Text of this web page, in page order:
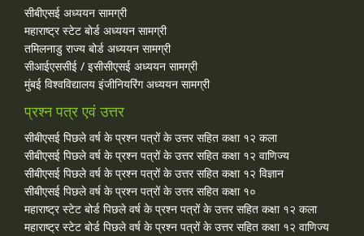
सीबीएसई अध्ययन सामग्री
महाराष्ट्र स्टेट बोर्ड अध्ययन सामग्री
तमिलनाडु राज्य बोर्ड अध्ययन सामग्री
सीआईएससीई / इसीसीएसई अध्ययन सामग्री
मुंबई विश्वविद्यालय इंजीनियरिंग अध्ययन सामग्री
प्रश्न पत्र एवं उत्तर
सीबीएसई पिछले वर्ष के प्रश्न पत्रों के उत्तर सहित कक्षा १२ कला
सीबीएसई पिछले वर्ष के प्रश्न पत्रों के उत्तर सहित कक्षा १२ वाणिज्य
सीबीएसई पिछले वर्ष के प्रश्न पत्रों के उत्तर सहित कक्षा १२ विज्ञान
सीबीएसई पिछले वर्ष के प्रश्न पत्रों के उत्तर सहित कक्षा १०
महाराष्ट्र स्टेट बोर्ड पिछले वर्ष के प्रश्न पत्रों के उत्तर सहित कक्षा १२ कला
महाराष्ट्र स्टेट बोर्ड पिछले वर्ष के प्रश्न पत्रों के उत्तर सहित कक्षा १२ वाणिज्य